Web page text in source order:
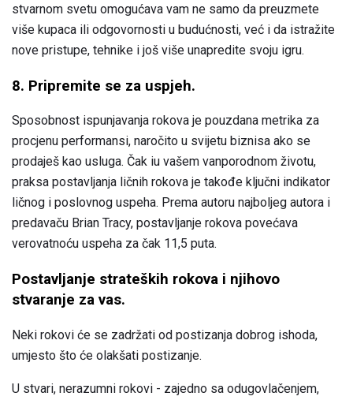
stvarnom svetu omogućava vam ne samo da preuzmete
više kupaca ili odgovornosti u budućnosti, već i da istražite
nove pristupe, tehnike i još više unapredite svoju igru.
8. Pripremite se za uspjeh.
Sposobnost ispunjavanja rokova je pouzdana metrika za
procjenu performansi, naročito u svijetu biznisa ako se
prodaješ kao usluga. Čak iu vašem vanporodnom životu,
praksa postavljanja ličnih rokova je takođe ključni indikator
ličnog i poslovnog uspeha. Prema autoru najboljeg autora i
predavaču Brian Tracy, postavljanje rokova povećava
verovatnoću uspeha za čak 11,5 puta.
Postavljanje strateških rokova i njihovo
stvaranje za vas.
Neki rokovi će se zadržati od postizanja dobrog ishoda,
umjesto što će olakšati postizanje.
U stvari, nerazumni rokovi - zajedno sa odugovlačenjem,